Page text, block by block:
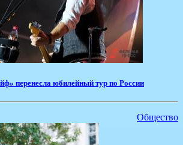
перенесла юбилейный тур по России
Общество